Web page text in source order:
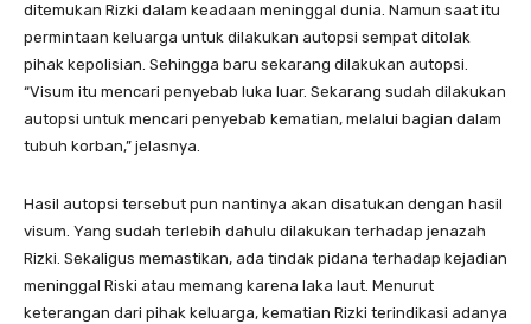
ditemukan Rizki dalam keadaan meninggal dunia. Namun saat itu
permintaan keluarga untuk dilakukan autopsi sempat ditolak
pihak kepolisian. Sehingga baru sekarang dilakukan autopsi.
“Visum itu mencari penyebab luka luar. Sekarang sudah dilakukan
autopsi untuk mencari penyebab kematian, melalui bagian dalam
tubuh korban,” jelasnya.
Hasil autopsi tersebut pun nantinya akan disatukan dengan hasil
visum. Yang sudah terlebih dahulu dilakukan terhadap jenazah
Rizki. Sekaligus memastikan, ada tindak pidana terhadap kejadian
meninggal Riski atau memang karena laka laut. Menurut
keterangan dari pihak keluarga, kematian Rizki terindikasi adanya